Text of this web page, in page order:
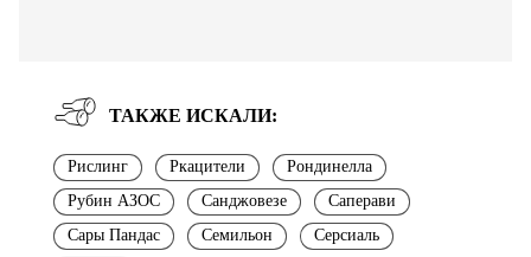
ТАКЖЕ ИСКАЛИ:
Рислинг Ркацители
Рондинелла
Рубин АЗОС
Санджовезе
Саперави
Сары Пандас
Семильон
Серсиаль